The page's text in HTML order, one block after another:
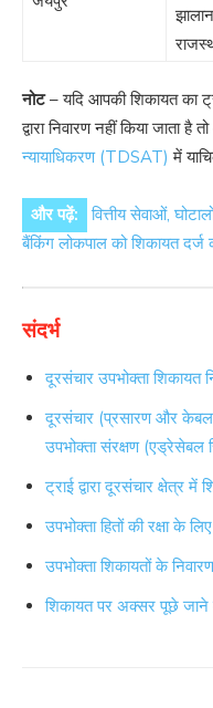
नोट– यदि आपकी शिकायत का
द्वारा निवारण नहीं किया जाता है
न्यायाधिकरण (TDSAT) में
और पढ़ें:
वित्तीय सेवाओं,
बैंकिंग लोकपाल को शिकायत दर्ज
संदर्भ
दूरसंचार उपभोक्ता शिकायत
दूरसंचार (प्रसारण और
उपभोक्ता संरक्षण (एड्रेसेबल
ट्राई द्वारा दूरसंचार क्षेत्र में
उपभोक्ता हितों की रक्षा के
उपभोक्ता शिकायतों के
शिकायत पर अक्सर पूछे जाने